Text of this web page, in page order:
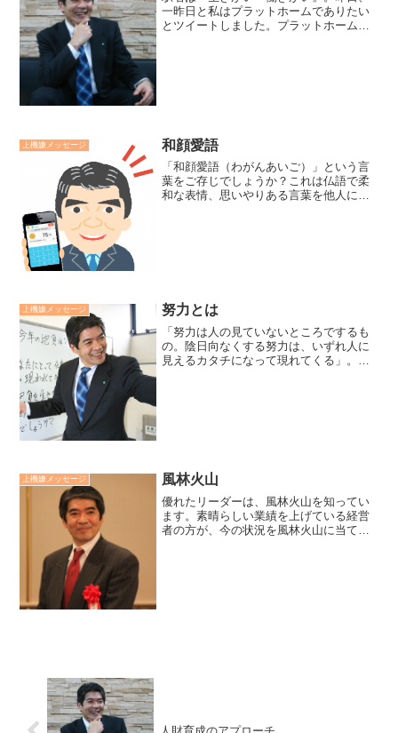
一昨日と私はプラットホームでありたい
とツイートしました。プラットホームは
上機嫌メッセージ 和顔愛語
「和顔愛語（わがんあいご）」という言
葉をご存じでしょうか？これは仏語で柔
和な表情、思いやりある言葉を他人に施
上機嫌メッセージ 努力とは
「努力は人の見ていないところでするも
の。陰日向なくする努力は、いずれ人に
見えるカタチになって現れてくる」。
上機嫌メッセージ 風林火山
優れたリーダーは、風林火山を知ってい
ます。素晴らしい業績を上げている経営
者の方が、今の状況を風林火山に当ては